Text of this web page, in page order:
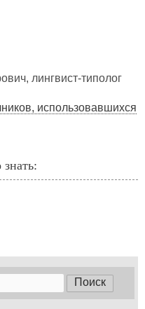
лингвист-типолог
использовавшихся